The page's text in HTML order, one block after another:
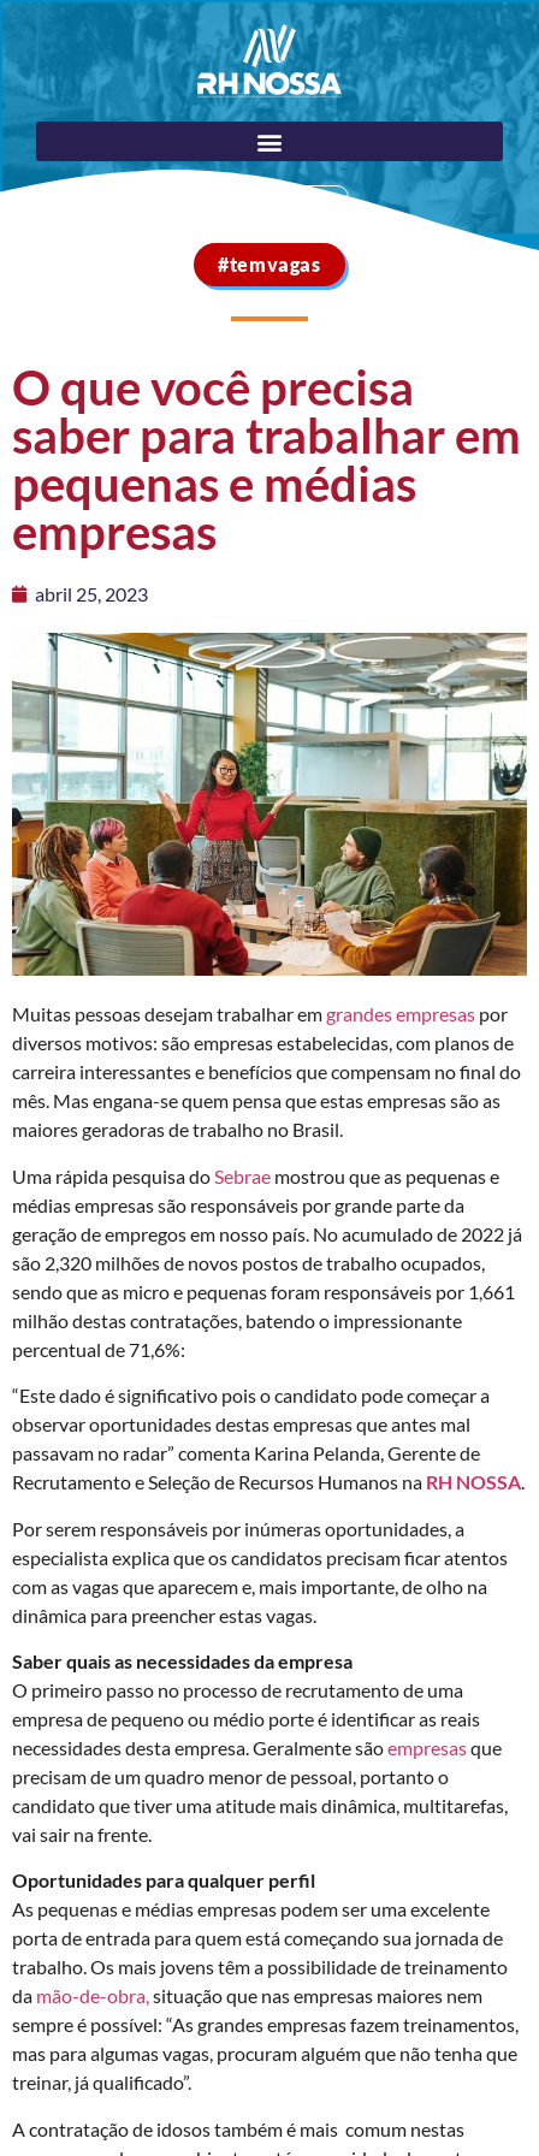
#temvagas
O que você precisa
saber para trabalhar em
pequenas e médias
empresas
abril 25, 2023
Muitas pessoas desejam trabalhar emgrandes empresas por
diversos motivos: são empresas estabelecidas, com planos de
carreira interessantes e benefícios que compensam no final do
mês. Mas engana-se quem pensa que estas empresas são as
maiores geradoras de trabalho no Brasil.
Uma rápida pesquisa doSebrae mostrou que as pequenas e
médias empresas são responsáveis por grande parte da
geração de empregos em nosso país. No acumulado de 2022 já
são 2,320 milhões de novos postos de trabalho ocupados,
sendo que as micro e pequenas foram responsáveis por 1,661
milhão destas contratações, batendo o impressionante
percentual de 71,6%:
“Este dado é significativo pois o candidato pode começar a
observar oportunidades destas empresas que antes mal
passavam no radar” comenta Karina Pelanda, Gerente de
Recrutamento e Seleção de Recursos Humanos na RH NOSSA.
Por serem responsáveis por inúmeras oportunidades, a
especialista explica que os candidatos precisam ficar atentos
com as vagas que aparecem e, mais importante, de olho na
dinâmica para preencher estas vagas.
Saber quais as necessidades da empresa
O primeiro passo no processo de recrutamento de uma
empresa de pequeno ou médio porte é identificar as reais
necessidades desta empresa. Geralmente sãoempresasque
precisam de um quadro menor de pessoal, portanto o
candidato que tiver uma atitude mais dinâmica, multitarefas,
vai sair na frente.
Oportunidades para qualquer perfil
As pequenas e médias empresas podem ser uma excelente
porta de entrada para quem está começando sua jornada de
trabalho. Os mais jovens têm a possibilidade de treinamento
da mão-de-obra,situação que nas empresas maiores nem
sempre é possível: “As grandes empresas fazem treinamentos,
mas para algumas vagas, procuram alguém que não tenha que
treinar, já qualificado”.
A contratação de idosos também é mais comum nestas